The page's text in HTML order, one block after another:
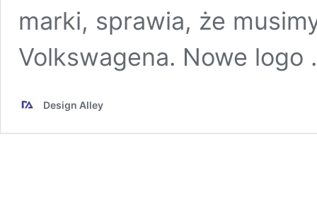
marki, sprawia, że
Volkswagena. Nowe
Design Alley